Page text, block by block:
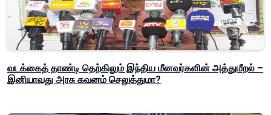
வடக்கைத் தாண்டி தெற்கிலும் இந்திய மீனவர்களின் அத்துமீறல் –
இனியாவது அரசு கவனம் செலுத்துமா?